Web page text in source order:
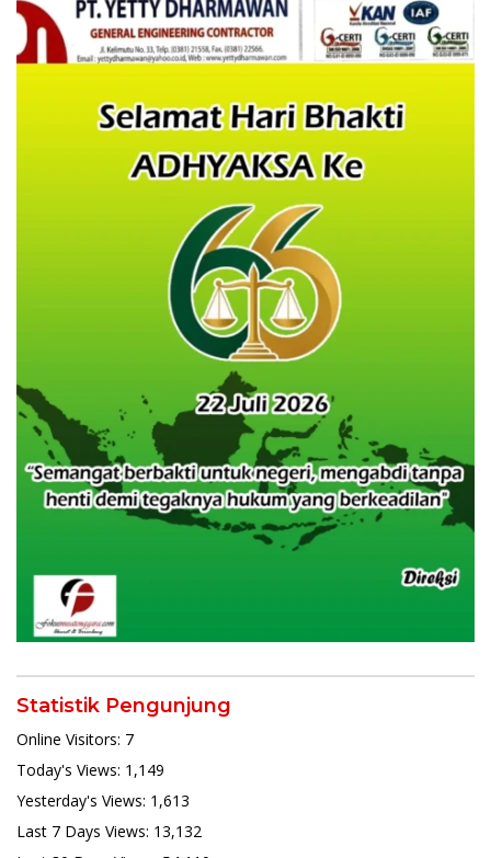
Statistik Pengunjung
Online Visitors: 7
Today's Views: 1,149
Yesterday's Views: 1,613
Last 7 Days Views: 13,132